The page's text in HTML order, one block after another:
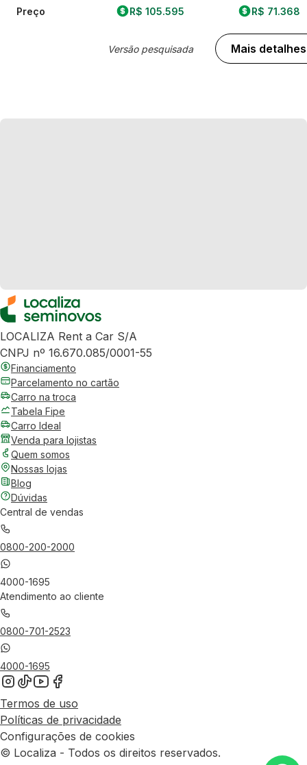
Preço R$ 105.595
Versão pesquisada
R$ 71.368
Mais detalhes
LOCALIZA Rent a Car S/A
CNPJ nº 16.670.085/0001-55
Financiamento
Parcelamento no cartão
Carro na troca
Tabela Fipe
Carro Ideal
Venda para lojistas
Quem somos
Nossas lojas
Blog
Dúvidas
Central de vendas
0800-200-2000
4000-1695
Atendimento ao cliente
0800-701-2523
4000-1695
Termos de uso
Políticas de privacidade
Configurações de cookies
© Localiza - Todos os direitos reservados.